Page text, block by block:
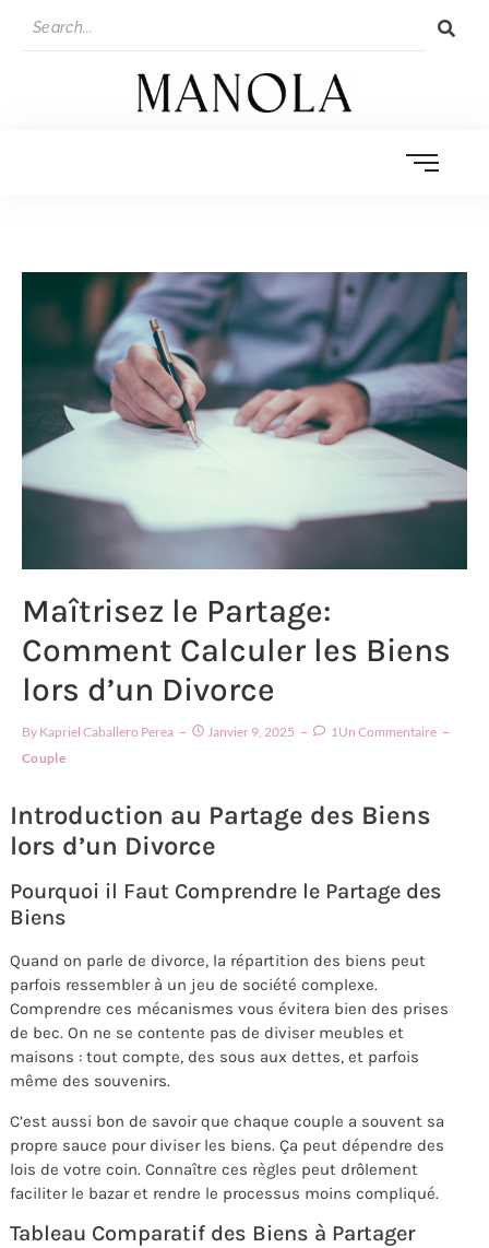
Maîtrisez le Partage:
Comment Calculer les Biens
lors d’un Divorce
By Kapriel Caballero Perea Janvier 9, 2025
1Un Commentaire
Couple
Introduction au Partage des Biens
lors d’un Divorce
Pourquoi il Faut Comprendre le Partage des
Biens
Quand on parle de divorce, la répartition des biens peut
parfois ressembler à un jeu de société complexe.
Comprendre ces mécanismes vous évitera bien des prises
de bec. On ne se contente pas de diviser meubles et
maisons : tout compte, des sous aux dettes, et parfois
même des souvenirs.
C’est aussi bon de savoir que chaque couple a souvent sa
propre sauce pour diviser les biens. Ça peut dépendre des
lois de votre coin. Connaître ces règles peut drôlement
faciliter le bazar et rendre le processus moins compliqué.
Tableau Comparatif des Biens à Partager